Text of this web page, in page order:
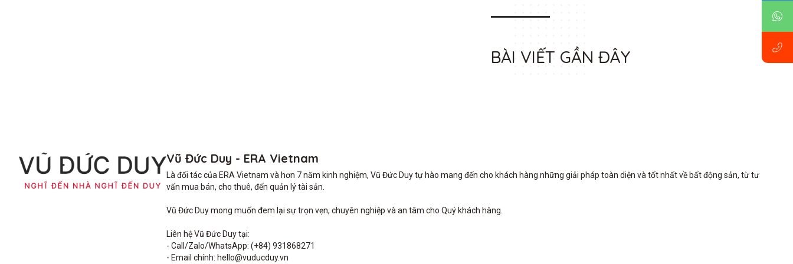
BÀI VIẾT GẦN ĐÂY
Vũ Đức Duy - ERA Vietnam
Là đối tác của ERA Vietnam và hơn 7 năm kinh nghiệm, Vũ Đức Duy tự hào mang đến cho khách hàng những giải pháp toàn diện và tốt nhất về bất động sản, từ tư
vấn mua bán, cho thuê, đến quản lý tài sản.
Vũ Đức Duy mong muốn đem lại sự trọn vẹn, chuyên nghiệp và an tâm cho Quý khách hàng.
Liên hệ Vũ Đức Duy tại:
- Call/Zalo/WhatsApp: (+84) 931868271
- Email chính: hello@vuducduy.vn